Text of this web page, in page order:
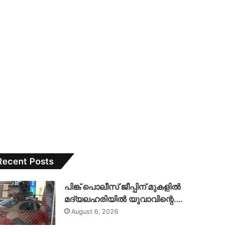
Posts
പിങ്ക് പൊലീസ് ജീപ്പിന് മുകളിൽ
മദ്യലഹരിയിൽ യുവാവിന്റെ….
August 6, 2026